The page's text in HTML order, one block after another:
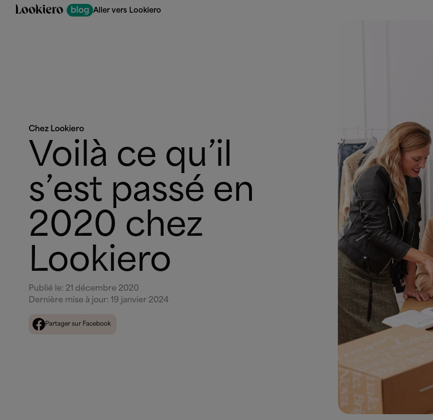
Aller vers Lookiero
Chez Lookiero
Voilà ce qu’il
s’est passé en
2020 chez
Lookiero
Publié le: 21 décembre 2020
Dernière mise à jour: 19 janvier 2024
Partager sur Facebook